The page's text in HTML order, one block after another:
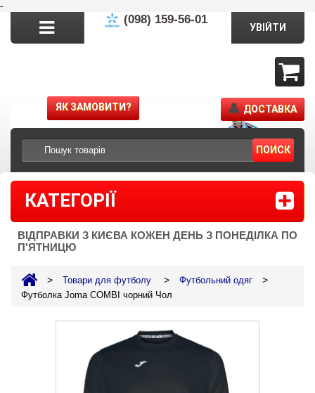
-
(098) 159-56-01
ПОИСК
УВІЙТИ
ЯК ЗАМОВИТИ? ДОСТАВКА
КАТЕГОРІЇ
ВІДПРАВКИ З КИЄВА КОЖЕН ДЕНЬ З ПОНЕДІЛКА ПО
П'ЯТНИЦЮ
> Товари для футболу > Футбольний одяг >
Футболка Joma COMBI чорний Чол